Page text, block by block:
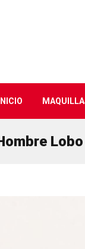
INICIO
Lobo